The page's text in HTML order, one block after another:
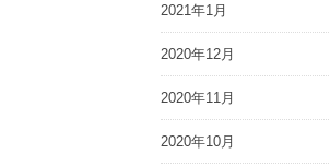
2021年1月
2020年12月
2020年11月
2020年10月